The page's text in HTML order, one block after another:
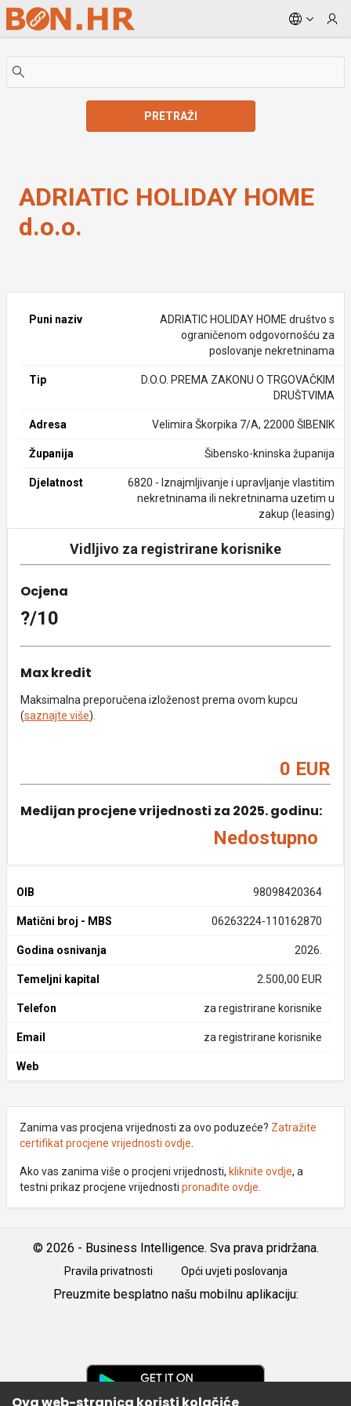
Skip to Main Content
PRETRAŽI
ADRIATIC HOLIDAY HOME
d.o.o.
Puni naziv
ADRIATIC HOLIDAY HOME društvo s
ograničenom odgovornošću za
poslovanje nekretninama
Tip
D.O.O. PREMA ZAKONU O TRGOVAČKIM
DRUŠTVIMA
Adresa Velimira Škorpika 7/A, 22000 ŠIBENIK
Županija Šibensko-kninska županija
Djelatnost
6820 - Iznajmljivanje i upravljanje vlastitim
nekretninama ili nekretninama uzetim u
zakup (leasing)
Vidljivo za registrirane korisnike
Ocjena
?/10
Max kredit
Maksimalna preporučena izloženost prema ovom kupcu
(saznajte više).
0 EUR
Medijan procjene vrijednosti za 2025. godinu:
Nedostupno
OIB 98098420364
Matični broj - MBS 06263224-110162870
Godina osnivanja 2026.
Temeljni kapital 2.500,00 EUR
Telefon za registrirane korisnike
Email za registrirane korisnike
Web
Zanima vas procjena vrijednosti za ovo poduzeće? Zatražite
certifikat procjene vrijednosti ovdje
Ako vas zanima više o procjeni vrijednosti, kliknite ovdje, a
testni prikaz procjene vrijednosti pronađite ovdje
© 2026 - Business Intelligence. Sva prava pridržana.
Pravila privatnosti Opći uvjeti poslovanja
Preuzmite besplatno našu mobilnu aplikaciju: